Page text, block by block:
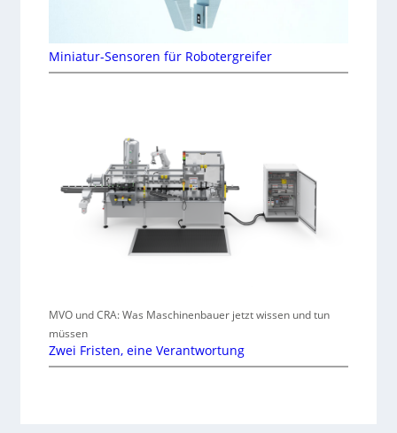
Miniatur-Sensoren für Robotergreifer
MVO und CRA: Was Maschinenbauer jetzt wissen und tun
müssen
Zwei Fristen, eine Verantwortung